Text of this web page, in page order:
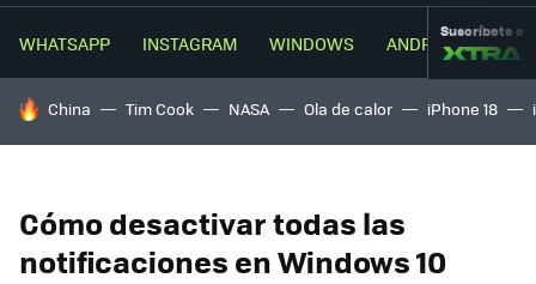
WHATSAPP INSTAGRAM WINDOWS ANDROIDSuscríbete a
HOY SE HABLA DE
China Tim Cook NASA Ola de calor iPhone 18
Cómo desactivar todas las
notificaciones en Windows 10